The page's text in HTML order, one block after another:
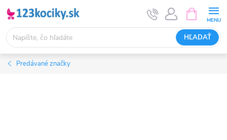
Prejsť
obsah
HĽADAŤ
KOŠÍK
Predávané značky